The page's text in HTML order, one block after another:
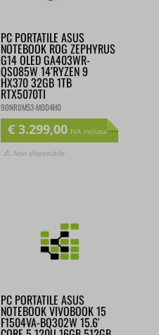
PC PORTATILE ASUS
NOTEBOOK ROG ZEPHYRUS
G14 OLED GA403WR-
QS085W 14’RYZEN 9
HX370 32GB 1TB
RTX5070TI
90NR0M53-M004H0
€ 3.299,00 IVA inclusa
Non disponibile
PC PORTATILE ASUS
NOTEBOOK VIVOBOOK 15
F1504VA-BQ302W 15.6′